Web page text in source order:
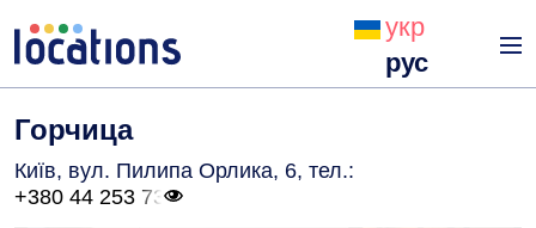
укр
рус
Горчица
Київ, вул. Пилипа Орлика, 6, тел.:
+380 44 253 73